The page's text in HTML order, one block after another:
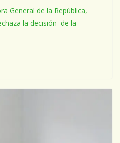
General de la República,
la decisión de la